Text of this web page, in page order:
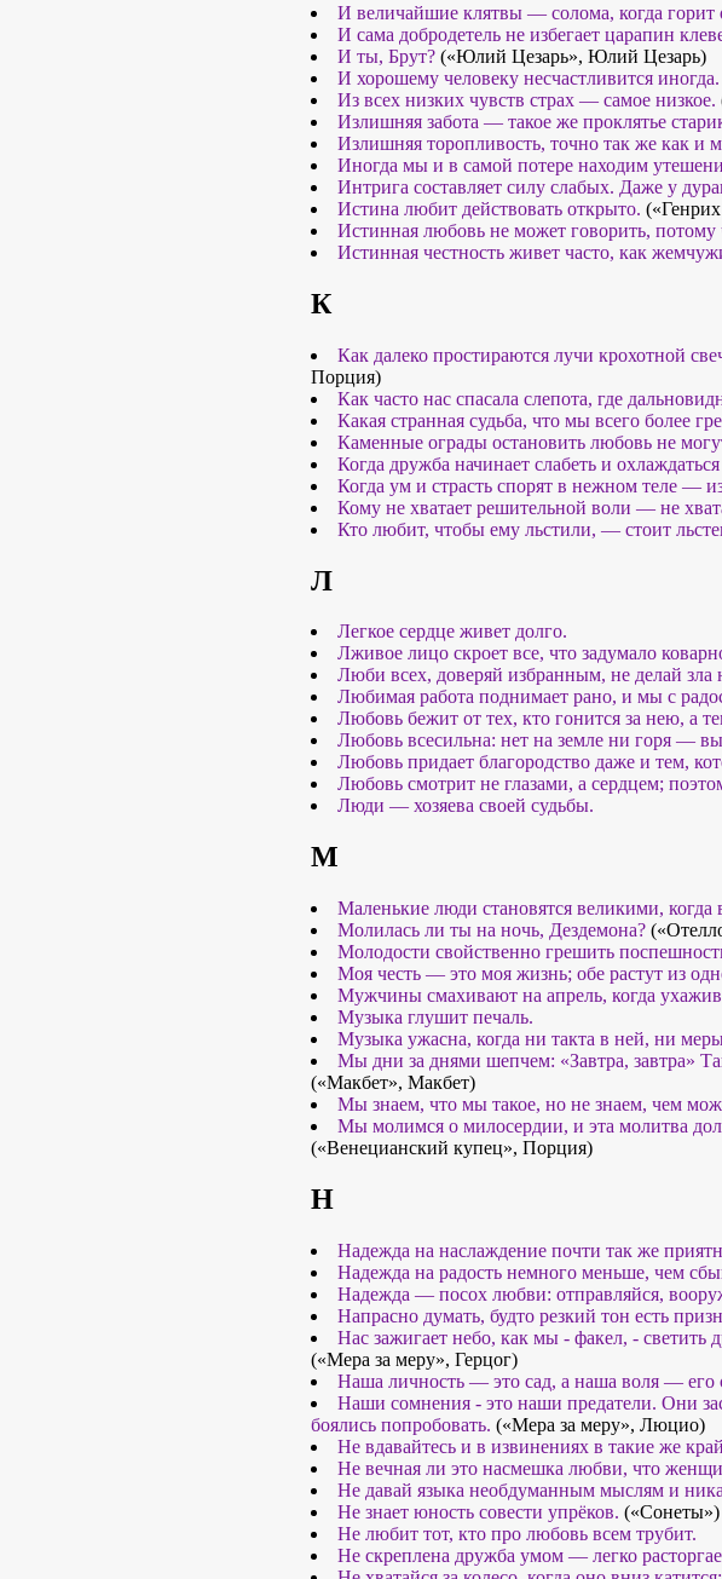
И величайшие клятвы — солома, когда горит
И сама добродетель не избегает царапин
И ты, Брут? («Юлий Цезарь», Юлий Цезарь)
И хорошему человеку несчастливится иногда.
Из всех низких чувств страх — самое низкое.
Излишняя забота — такое же проклятье
Излишняя торопливость, точно так же как и
Иногда мы и в самой потере находим
Интрига составляет силу слабых. Даже у
Истина любит действовать открыто.
Истинная любовь не может говорить, потому
Истинная честность живет часто, как
К
Как далеко простираются лучи крохотной
Порция)
Как часто нас спасала слепота, где
Какая странная судьба, что мы всего более
Каменные ограды остановить любовь не
Когда дружба начинает слабеть и
Когда ум и страсть спорят в нежном теле —
Кому не хватает решительной воли — не
Кто любит, чтобы ему льстили, — стоит
Л
Легкое сердце живет долго.
Лживое лицо скроет все, что задумало
Люби всех, доверяй избранным, не делай зла
Любимая работа поднимает рано, и мы с
Любовь бежит от тех, кто гонится за нею, а
Любовь всесильна: нет на земле ни горя —
Любовь придает благородство даже и тем,
Любовь смотрит не глазами, а сердцем;
Люди — хозяева своей судьбы.
М
Маленькие люди становятся великими, когда
Молилась ли ты на ночь, Дездемона?
Молодости свойственно грешить
Моя честь — это моя жизнь; обе растут из
Мужчины смахивают на апрель, когда
Музыка глушит печаль.
Музыка ужасна, когда ни такта в ней, ни
Мы дни за днями шепчем: «Завтра, завтра»
(«Макбет», Макбет)
Мы знаем, что мы такое, но не знаем, чем
Мы молимся о милосердии, и эта молитва
(«Венецианский купец», Порция)
Н
Надежда на наслаждение почти так же
Надежда на радость немного меньше, чем
Надежда — посох любви: отправляйся,
Напрасно думать, будто резкий тон есть
Нас зажигает небо, как мы - факел, - светить
(«Мера за меру», Герцог)
Наша личность — это сад, а наша воля — его
Наши сомнения - это наши предатели. Они
боялись попробовать. («Мера за меру», Люцио)
Не вдавайтесь и в извинениях в такие же
Не вечная ли это насмешка любви, что
Не давай языка необдуманным мыслям и
Не знает юность совести упрёков. («Сонеты»)
Не любит тот, кто про любовь всем трубит.
Не скреплена дружба умом — легко